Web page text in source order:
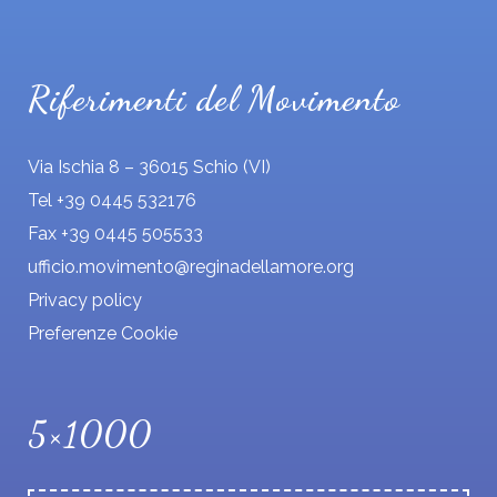
Riferimenti del Movimento
Via Ischia 8 – 36015 Schio (VI)
Tel +39 0445 532176
Fax +39 0445 505533
ufficio.movimento@reginadellamore.org
Privacy policy
Preferenze Cookie
5×1000